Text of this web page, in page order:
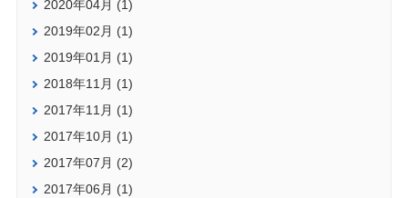
2020年04月 (1)
2019年02月 (1)
2019年01月 (1)
2018年11月 (1)
2017年11月 (1)
2017年10月 (1)
2017年07月 (2)
2017年06月 (1)